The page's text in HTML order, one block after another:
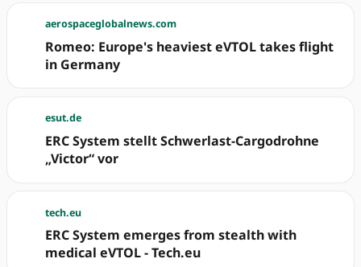
aerospaceglobalnews.com
Romeo: Europe's heaviest eVTOL takes flight
in Germany
esut.de
ERC System stellt Schwerlast-Cargodrohne
„Victor“ vor
tech.eu
ERC System emerges from stealth with
medical eVTOL - Tech.eu